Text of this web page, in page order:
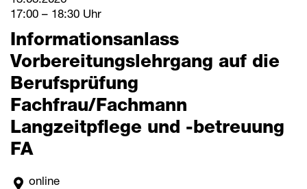
17:00 – 18:30 Uhr
Informationsanlass
Vorbereitungslehrgang auf die
Berufsprüfung
Fachfrau/Fachmann
Langzeitpflege und -betreuung
FA
online